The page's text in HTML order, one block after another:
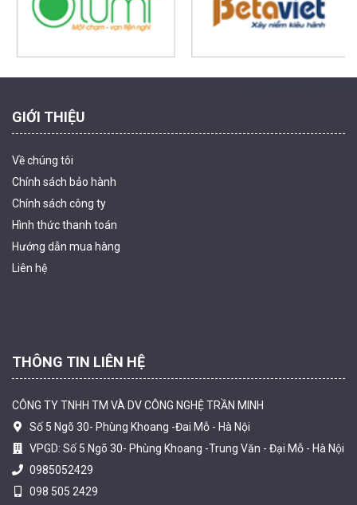
2.060.000 đ
Camera tích hợp đầu báo nhiệt 2MP Hikfire HF-VH 221
GIỚI THIỆU
Về chúng tôi
Chính sách bảo hành
Chính sách công ty
Hình thức thanh toán
Hướng dẫn mua hàng
Liên hệ
THÔNG TIN LIÊN HỆ
CÔNG TY TNHH TM VÀ DV CÔNG NGHỆ TRẦN MINH
Số 5 Ngõ 30- Phùng Khoang -Đai Mỗ - Hà Nội
VPGD: Số 5 Ngõ 30- Phùng Khoang -Trung Văn - Đại Mỗ - Hà Nội
0985052429
098 505 2429